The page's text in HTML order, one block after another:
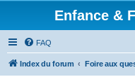
Enfance &
FAQ
Index du forum Foire aux